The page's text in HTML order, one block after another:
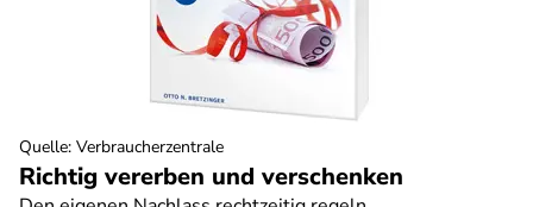
Richtig vererben und verschenken
Quelle: Verbraucherzentrale